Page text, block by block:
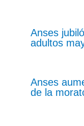
Anses
adultos
Anses
de la